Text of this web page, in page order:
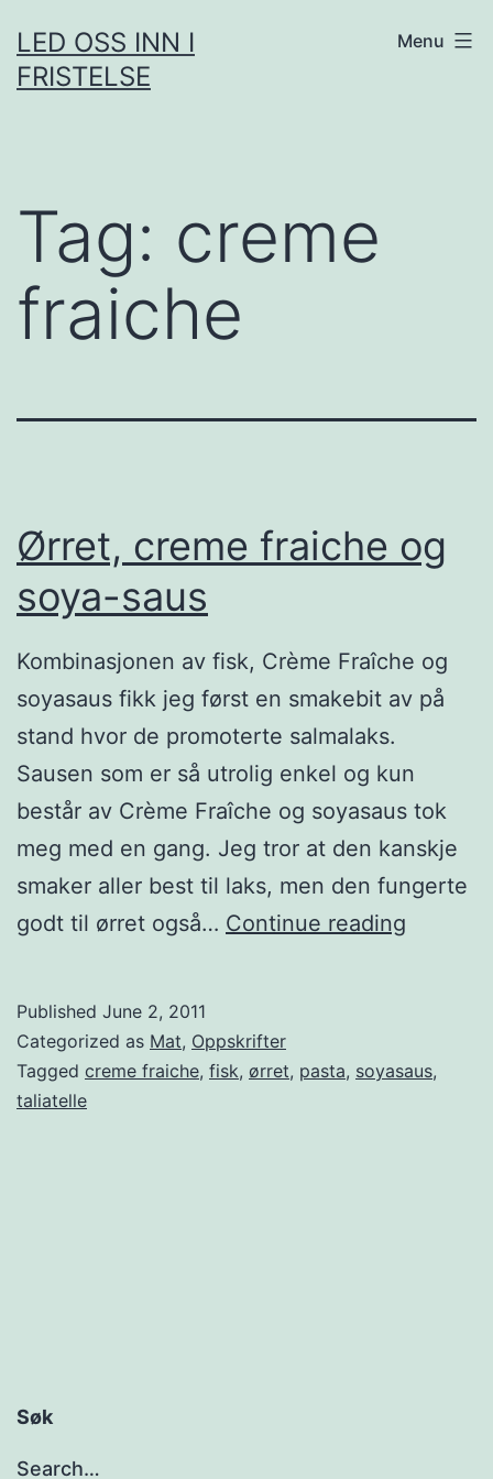
to
content
LED OSS INN I
FRISTELSE
Menu
Tag: creme
fraiche
Ørret, creme fraiche og
soya-saus
Kombinasjonen av fisk, Crème Fraîche og
soyasaus fikk jeg først en smakebit av på
stand hvor de promoterte salmalaks.
Sausen som er så utrolig enkel og kun
består av Crème Fraîche og soyasaus tok
meg med en gang. Jeg tror at den kanskje
smaker aller best til laks, men den fungerte
godt til ørret også… Continue reading
t
Published June 2, 2011
Categorized as Mat, Oppskrifter
Tagged creme fraiche, fisk, ørret, pasta, soyasaus,
taliatelle
Søk
Search…